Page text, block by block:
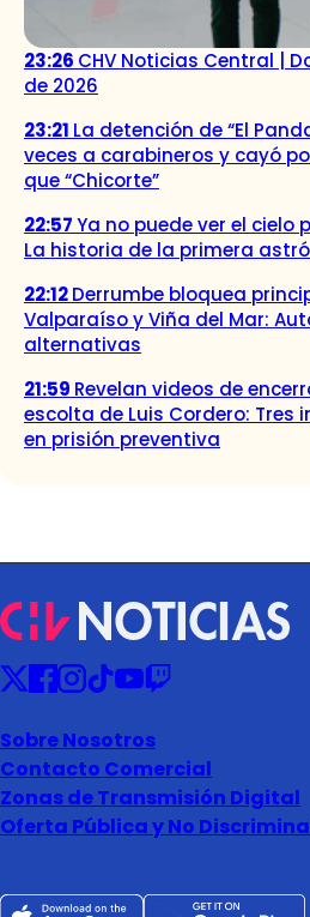
23:26 CHV Noticias Central |
de 2026
23:21 La detención de “El
veces a carabineros y cayó
que “Chicorte”
22:57Ya no puede ver el cielo
La historia de la primera
22:12Derrumbe bloquea
Valparaíso y Viña del Mar:
alternativas
21:59 Revelan videos de
escolta de Luis Cordero:
en prisión preventiva
Sobre Nosotros
Contacto Comercial
Zonas de Transmisión Digital
Oferta Pública y No